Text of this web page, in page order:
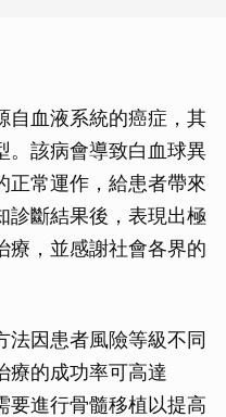
自血液系統的癌症，其
。該病會導致白血球異
正常運作，給患者帶來
診斷結果後，表現出極
療，並感謝社會各界的
法因患者風險等級不同
療的成功率可高達
要進行骨髓移植以提高